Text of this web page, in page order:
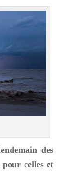
des
pour celles et